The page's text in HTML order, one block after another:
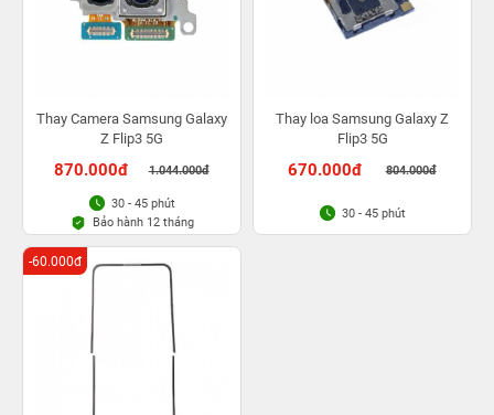
Thay Camera Samsung Galaxy
Z Flip3 5G
870.000đ 1.044.000đ
30 - 45 phút
Bảo hành 12 tháng
Thay loa Samsung Galaxy Z
Flip3 5G
670.000đ 804.000đ
30 - 45 phút
-60.000đ